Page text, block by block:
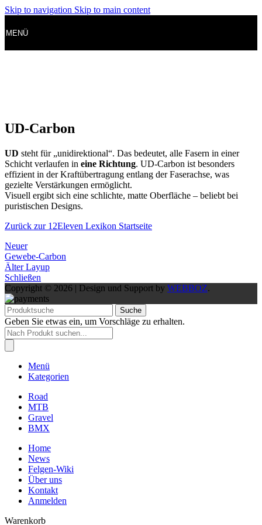
Skip to navigation Skip to main content
MENÜ
UD-Carbon
UD steht für „unidirektional“. Das bedeutet, alle Fasern in einer
Schicht verlaufen in eine Richtung. UD-Carbon ist besonders
effizient in der Kraftübertragung entlang der Faserachse, was
gezielte Verstärkungen ermöglicht.
Visuell ergibt sich eine schlichte, matte Oberfläche – beliebt bei
puristischen Designs.
Zurück zur 12Eleven Lexikon Startseite
Neuer
Gewebe-Carbon
Älter Layup
Schließen
Copyright © 2026 | Design und Support by WEBBOZ.
Suche
Geben Sie etwas ein, um Vorschläge zu erhalten.
Products
search
Menü
Kategorien
Road
MTB
Gravel
BMX
Home
News
Felgen-Wiki
Über uns
Kontakt
Anmelden
Warenkorb